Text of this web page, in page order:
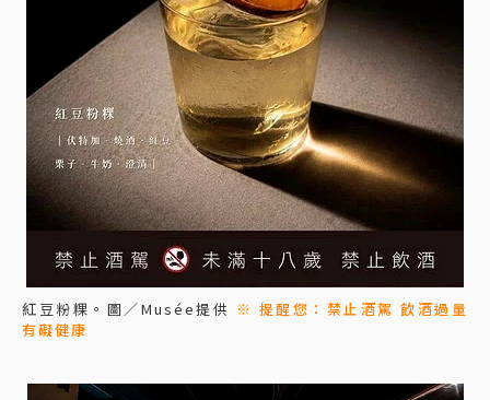
紅豆粉粿。圖／Musée提供 ※ 提醒您：禁止酒駕 飲酒過量
有礙健康